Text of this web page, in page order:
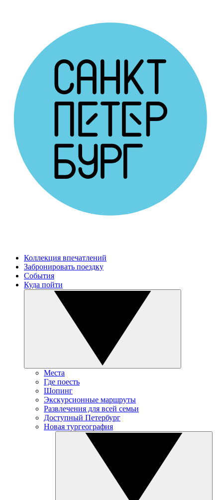
Коллекция впечатлений
Забронировать поездку
События
Куда пойти
Места
Где поесть
Шопинг
Экскурсионные маршруты
Развлечения для всей семьи
Доступный Петербург
Новая тургеография